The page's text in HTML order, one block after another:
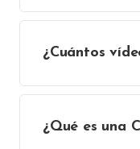
¿Cuántos
¿Qué es una